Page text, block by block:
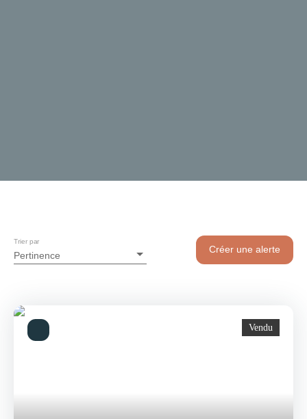
Pertinence
Trier par
Créer une alerte
Vendu